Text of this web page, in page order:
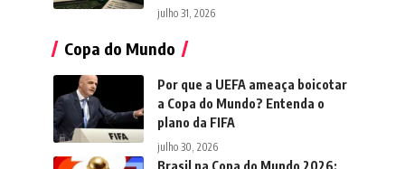
julho 31, 2026
Copa do Mundo
Por que a UEFA ameaça boicotar
a Copa do Mundo? Entenda o
plano da FIFA
julho 30, 2026
Brasil na Copa do Mundo 2026: